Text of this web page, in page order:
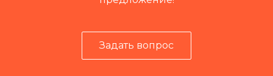
Задать вопрос